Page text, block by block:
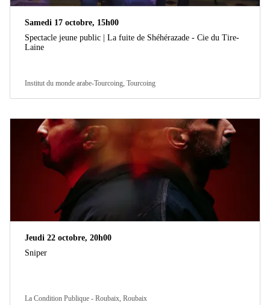
Samedi 17 octobre, 15h00
Spectacle jeune public | La fuite de Shéhérazade - Cie du Tire-
Laine
Institut du monde arabe-Tourcoing, Tourcoing
Jeudi 22 octobre, 20h00
Sniper
La Condition Publique - Roubaix, Roubaix